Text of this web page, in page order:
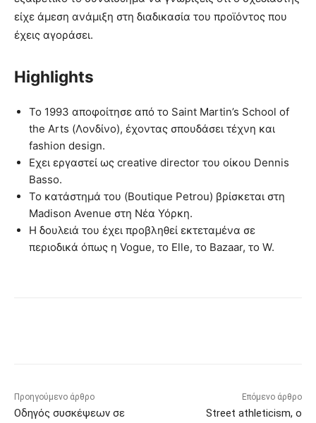
είχε άμεση ανάμιξη στη διαδικασία του προϊόντος που
έχεις αγοράσει.
Highlights
Το 1993 αποφοίτησε από το Saint Martin’s School of
the Arts (Λονδίνο), έχοντας σπουδάσει τέχνη και
fashion design.
Eχει εργαστεί ως creative director του οίκου Dennis
Basso.
Το κατάστημά του (Boutique Petrou) βρίσκεται στη
Madison Avenue στη Νέα Υόρκη.
Η δουλειά του έχει προβληθεί εκτεταμένα σε
περιοδικά όπως η Vogue, το Elle, το Bazaar, το W.
Προηγούμενο άρθρο
Οδηγός συσκέψεων σε
Επόμενο άρθρο
Street athleticism, ο